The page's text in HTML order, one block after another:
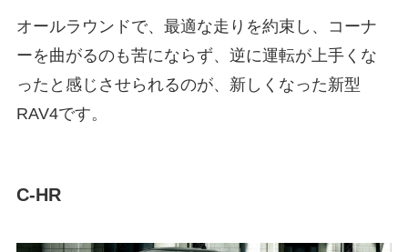
オールラウンドで、最適な走りを約束し、コーナ
ーを曲がるのも苦にならず、逆に運転が上手くな
ったと感じさせられるのが、新しくなった新型
RAV4です。
C-HR